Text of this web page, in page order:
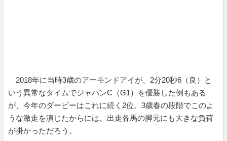
2018年に当時3歳のアーモンドアイが、2分20秒6（良）と
いう異常なタイムでジャパンC（G1）を優勝した例もある
が、今年のダービーはこれに続く2位。3歳春の段階でこのよ
うな激走を演じたからには、出走各馬の脚元にも大きな負荷
が掛かっただろう。